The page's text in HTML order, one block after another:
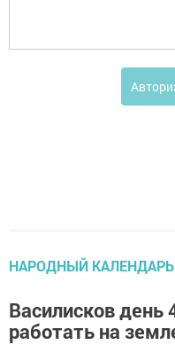
НАРОДНЫЙ КАЛЕНДАРЬ
Василисков
работать на